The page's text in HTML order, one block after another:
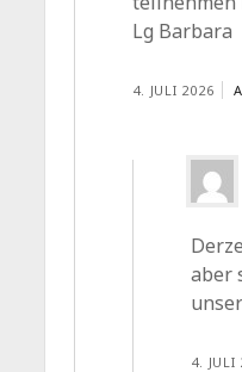
Lg Barbara
4. JULI 2026
aber
4. JULI